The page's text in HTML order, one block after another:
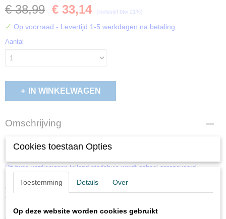
€ 38,99 € 33,14 (inclusief btw 21%)
✓ Op voorraad - Levertijd 1-5 werkdagen na betaling
Aantal
IN WINKELWAGEN
Omschrijving
Faller 130456 H0 Gerenoveerd Stadhuis
Dit twee verdiepingen tellend stadshuis wordt geheel gerenoveerd.
en 1 bouwhandleiding.
Gebruik voor het knutselen FALLER - kunststoflijm.
Cookies toestaan Opties
Toestemming Details Over
Op deze website worden cookies gebruikt